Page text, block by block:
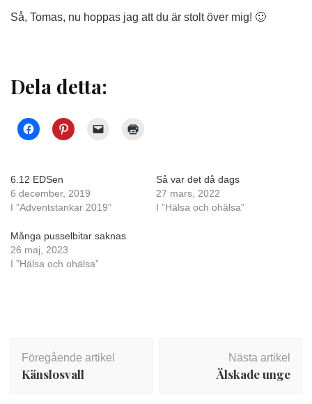
Så, Tomas, nu hoppas jag att du är stolt över mig! 🙂
Dela detta:
6.12 EDSen
6 december, 2019
I ”Adventstankar 2019”
Så var det då dags
27 mars, 2022
I ”Hälsa och ohälsa”
Många pusselbitar saknas
26 maj, 2023
I ”Hälsa och ohälsa”
Föregående artikel
Känslosvall
Nästa artikel
Älskade unge